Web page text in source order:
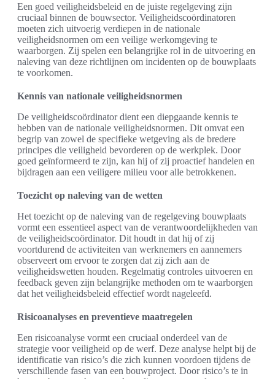
Een goed veiligheidsbeleid en de juiste regelgeving zijn
cruciaal binnen de bouwsector. Veiligheidscoördinatoren
moeten zich uitvoerig verdiepen in de nationale
veiligheidsnormen om een veilige werkomgeving te
waarborgen. Zij spelen een belangrijke rol in de uitvoering en
naleving van deze richtlijnen om incidenten op de bouwplaats
te voorkomen.
Kennis van nationale veiligheidsnormen
De veiligheidscoördinator dient een diepgaande kennis te
hebben van de nationale veiligheidsnormen. Dit omvat een
begrip van zowel de specifieke wetgeving als de bredere
principes die veiligheid bevorderen op de werkplek. Door
goed geïnformeerd te zijn, kan hij of zij proactief handelen en
bijdragen aan een veiligere milieu voor alle betrokkenen.
Toezicht op naleving van de wetten
Het toezicht op de naleving van de regelgeving bouwplaats
vormt een essentieel aspect van de verantwoordelijkheden van
de veiligheidscoördinator. Dit houdt in dat hij of zij
voortdurend de activiteiten van werknemers en aannemers
observeert om ervoor te zorgen dat zij zich aan de
veiligheidswetten houden. Regelmatig controles uitvoeren en
feedback geven zijn belangrijke methoden om te waarborgen
dat het veiligheidsbeleid effectief wordt nageleefd.
Risicoanalyses en preventieve maatregelen
Een risicoanalyse vormt een cruciaal onderdeel van de
strategie voor veiligheid op de werf. Deze analyse helpt bij de
identificatie van risico’s die zich kunnen voordoen tijdens de
verschillende fasen van een bouwproject. Door risico’s te in